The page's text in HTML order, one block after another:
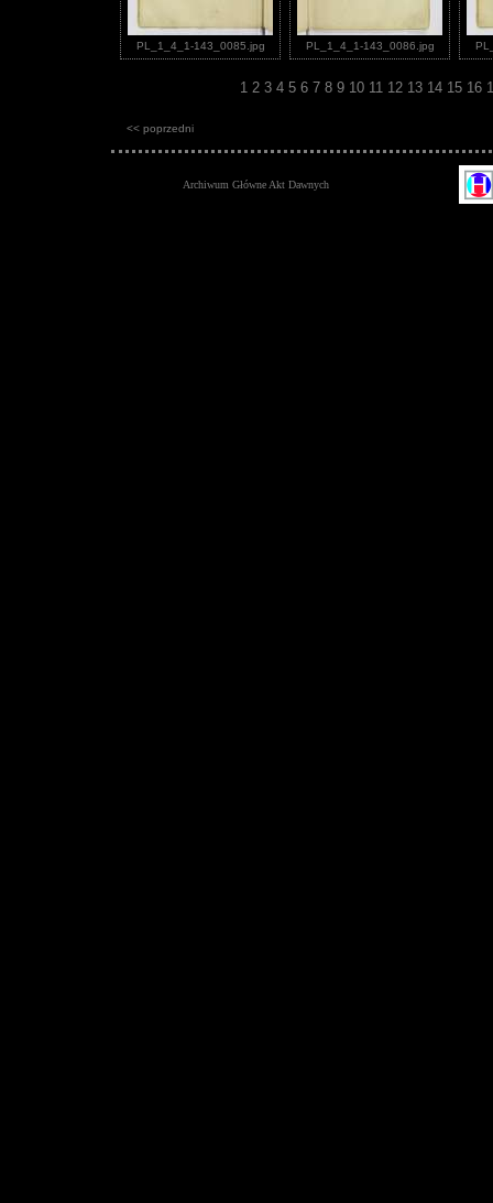
PL_1_4_1-143_0085.jpg PL_1_4_1-143_0086.jpg
1 2 3 4 5 6 7 8 9 10 11 12 13 14 15 16
<< poprzedni
Archiwum Główne Akt Dawnych